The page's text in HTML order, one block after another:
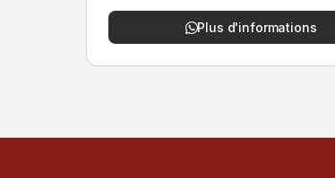
Plus d'informations